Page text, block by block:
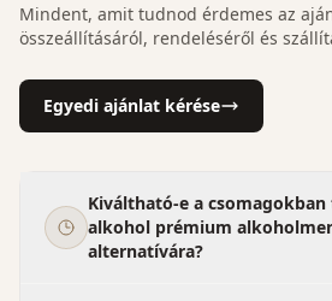
Mindent, amit tudnod érdemes az
összeállításáról, rendeléséről és
Egyedi ajánlat kérése
Kiváltható-e a
alkohol prémium
alternatívára?